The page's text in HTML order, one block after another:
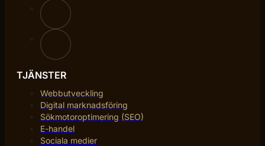
TJÄNSTER
Webbutveckling
Digital marknadsföring
Sökmotoroptimering (SEO)
E-handel
Sociala medier